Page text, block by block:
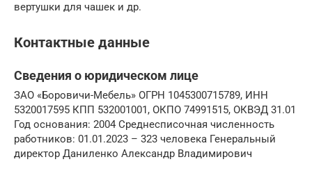
вертушки для чашек и др.
Контактные данные
Сведения о юридическом лице
ЗАО «Боровичи-Мебель» ОГРН 1045300715789, ИНН
5320017595 КПП 532001001, ОКПО 74991515, ОКВЭД 31.01
Год основания: 2004 Среднесписочная численность
работников: 01.01.2023 – 323 человека Генеральный
директор Даниленко Александр Владимирович